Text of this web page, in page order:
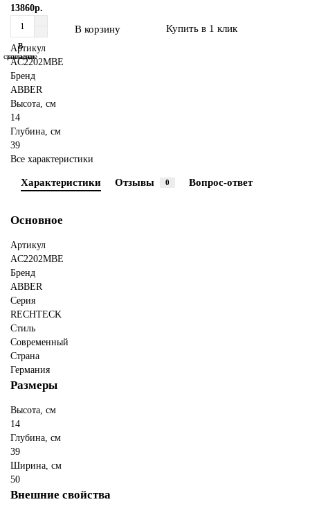
13860р.
В корзину Купить в 1 клик
В
закладки
В
сравнение
Артикул
AC2202MBE
Бренд
ABBER
Высота, см
14
Глубина, см
39
Все характеристики
Характеристики Отзывы 0 Вопрос-ответ
Основное
Артикул
AC2202MBE
Бренд
ABBER
Серия
RECHTECK
Стиль
Современный
Страна
Германия
Размеры
Высота, см
14
Глубина, см
39
Ширина, см
50
Внешние свойства